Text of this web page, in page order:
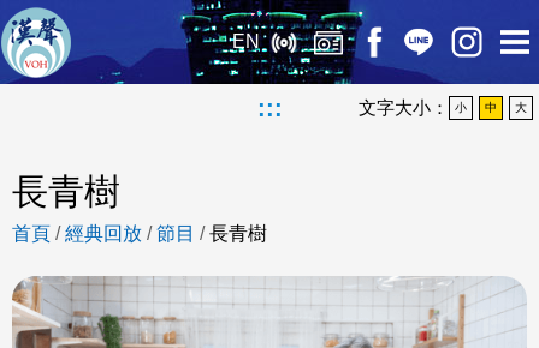
EN
::: 文字大小： 小 中 大
長青樹
首頁 /經典回放 /節目 /長青樹